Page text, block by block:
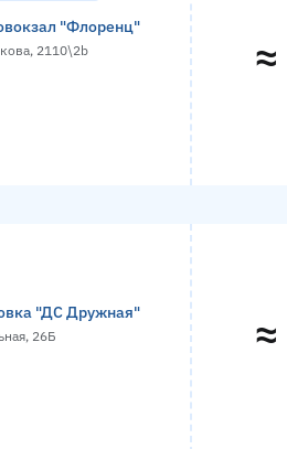
"Флоренц"
2110\2b ≈
"ДС Дружная"
26Б ≈